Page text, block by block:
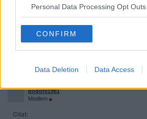
Personal Data Processing Opt Outs
CONFIRM
Data Deletion Data Access
ihop dessas delar?
Av de etablerade tillverkarna så verkar det
fortfarande bygger analoga kameror. Finns
podofil1981
Medlem
Citat: